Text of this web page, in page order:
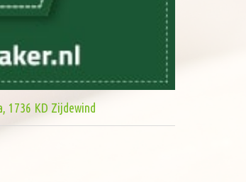
1736 KD Zijdewind